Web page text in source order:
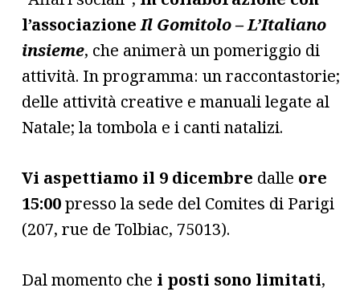
l’associazioneIl Gomitolo – L’Italiano
insieme, che animerà un pomeriggio di
attività. In programma: un raccontastorie;
delle attività creative e manuali legate al
Natale; la tombola e i canti natalizi.
Vi aspettiamo il 9 dicembre dalle ore
15:00presso la sede del Comites di Parigi
(207, rue de Tolbiac, 75013).
Dal momento che i posti sono limitati,